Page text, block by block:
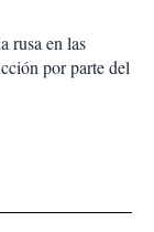
rusa en las
por parte del